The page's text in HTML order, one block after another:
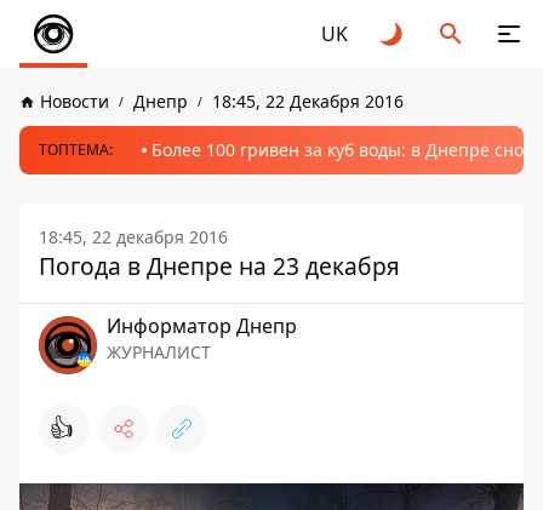
UK
Новости Днепр 18:45, 22 Декабря 2016
ТОПТЕМА: Более 100 гривен за куб воды: в Днепре
18:45, 22 декабря 2016
Погода в Днепре на 23 декабря
Информатор Днепр
ЖУРНАЛИСТ
👍